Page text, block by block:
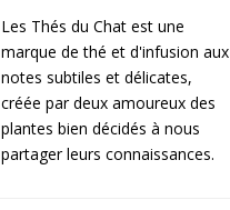
Les Thés du Chat est une
marque de thé et d'infusion aux
notes subtiles et délicates,
créée par deux amoureux des
plantes bien décidés à nous
partager leurs connaissances.